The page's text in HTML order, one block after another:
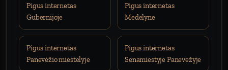
Pigus internetas
Gubernijoje
Pigus internetas
Medelyne
Pigus internetas
Panevėžio miestelyje
Pigus internetas
Senamiestyje Panevėžyje